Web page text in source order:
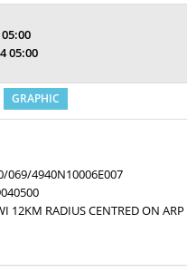
05:00
GRAPHIC
069/4940N10006E007
12KM RADIUS CENTRED ON ARP